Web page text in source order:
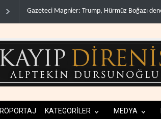
Irak Direnişi: Misilleme ertelendi, hesap
RÖPORTAJ KATEGORİLER MEDYA